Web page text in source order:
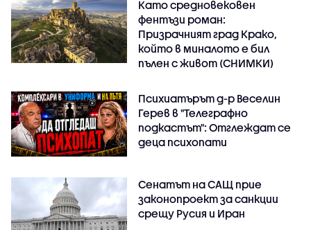
Като средновековен
фентъзи роман:
Призрачният град Крако,
който в миналото е бил
пълен с живот (СНИМКИ)
Психиатърът д-р Веселин
Герев в "Телеграфно
подкастът": Отглеждат се
деца психопати
Сенатът на САЩ прие
законопроект за санкции
срещу Русия и Иран